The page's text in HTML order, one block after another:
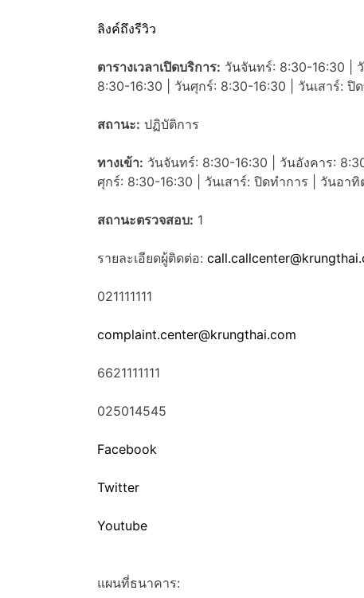
ลิงค์ถึงรีวิว
ตารางเวลาเปิดบริการ: วันจันทร์: 8:30-16:30 |
8:30-16:30 | วันศุกร์: 8:30-16:30 | วันเสาร์:
สถานะ: ปฏิบัติการ
ทางเข้า: วันจันทร์: 8:30-16:30 | วันอังคาร:
ศุกร์: 8:30-16:30 | วันเสาร์: ปิดทำการ | วันอาทิ
สถานะตรวจสอบ: 1
รายละเอียดผู้ติดต่อ:
021111111
complaint.center@krungthai.com
6621111111
025014545
Facebook
Twitter
Youtube
แผนที่ธนาคาร: